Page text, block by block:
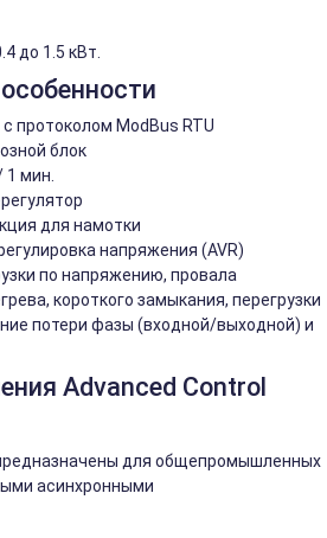
до 1.5 кВт.
протоколом ModBus RTU
блок
1 мин.
для намотки
напряжения (AVR)
по напряжению, провала
короткого замыкания, перегрузки
потери фазы (входной/выходной) и
Advanced Control
для общепромышленных
асинхронными